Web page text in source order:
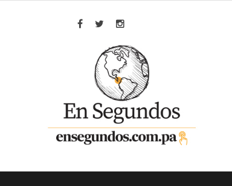
Facebook
TwitterInstagram